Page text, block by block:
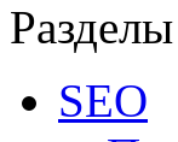
Разделы
SEO